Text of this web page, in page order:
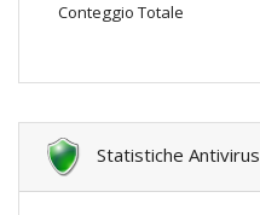
Conteggio Totale
Statistiche Antivirus